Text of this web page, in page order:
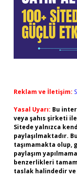
Reklam ve İletişim:
Yasal Uyarı: Bu
veya şahıs şirketi
Sitede yalnızca
paylaşılmaktadır.
taşımamakta olup,
paylaşım
benzerlikleri
taslak halindedir